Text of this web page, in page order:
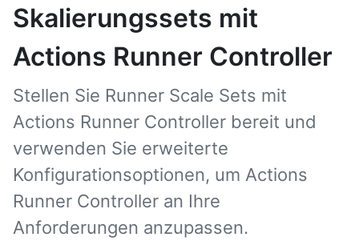
Skalierungssets mit
Actions Runner Controller
Stellen Sie Runner Scale Sets mit
Actions Runner Controller bereit und
verwenden Sie erweiterte
Konfigurationsoptionen, um Actions
Runner Controller an Ihre
Anforderungen anzupassen.